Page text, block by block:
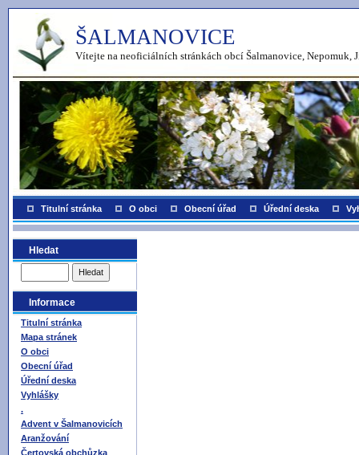
ŠALMANOVICE
Vítejte na neoficiálních stránkách obcí Šalmanovice, Nepomuk,
Titulní stránka O obci Obecní úřad Úřední deska
Hledat
Informace
Titulní stránka
Mapa stránek
O obci
Obecní úřad
Úřední deska
Vyhlášky
.
Advent v Šalmanovicích
Aranžování
Čertovská obchůzka